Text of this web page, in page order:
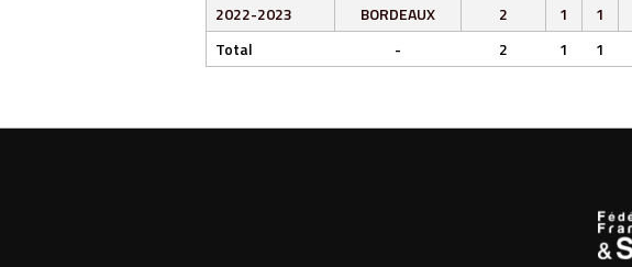
2022-2023
BORDEAUX 2 1 1
Total
- 2 1 1